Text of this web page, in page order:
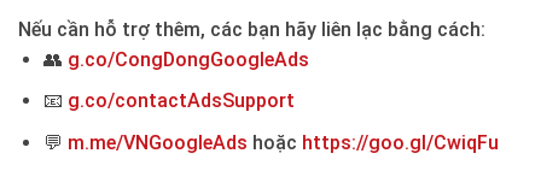
Nếu cần hỗ trợ thêm, các bạn hãy liên lạc bằng cách:
👥 g.co/CongDongGoogleAds
📧 g.co/contactAdsSupport
💬 m.me/VNGoogleAds hoặc https://goo.gl/CwiqFu